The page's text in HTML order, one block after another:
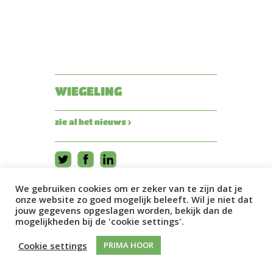
WIEGELING
zie al het nieuws ›
We gebruiken cookies om er zeker van te zijn dat je
onze website zo goed mogelijk beleeft. Wil je niet dat
jouw gegevens opgeslagen worden, bekijk dan de
mogelijkheden bij de 'cookie settings'.
Cookie settings
PRIMA HOOR